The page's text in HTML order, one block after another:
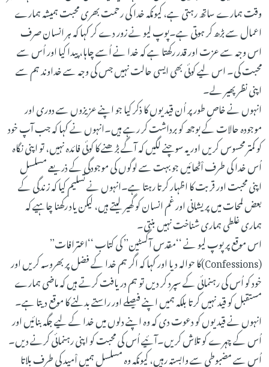
وقت ہمارے ساتھ رہتی ہے، کیونکہ خدا کی رحمت بھری محبت ہمیشہ ہمارے
اعمال سے بڑھ کر ہوتی ہے۔پوپ لیو نے زور دے کر کہا کہ ہر انسان صرف
اس وجہ سے عزت اور قدر رکھتا ہے کہ خدا نے اُسے چاہا، پیدا کیا اور اُس سے
محبت کی۔ اس لیے کوئی بھی ایسی حالت نہیں جس کی وجہ سے خداوند ہم سے
اپنی نظر پھیر لے۔
انہوں نے خاص طور پر اُن قیدیوں کا ذکر کیا جو اپنے عزیزوں سے دوری اور
موجودہ حالات کے بوجھ کو برداشت کر رہے ہیں۔انہوں نے کہا کہ جب آپ خود
کو کمتر محسوس کریں اور یہ سوچنے لگیں کہ آگے بڑھنے کا کوئی فائدہ نہیں، تو اپنی نگاہ
اُس خدا کی طرف اْٹھائیں جو بہت سے لوگوں کی موجودگی کے ذریعے مسلسل
اپنی محبت اور قربت کا اظہار کرتا رہتا ہے۔انہوں نے تسلیم کیا کہ زندگی کے
بعض لمحات میں پریشانی اور غم انسان کو گھیر لیتے ہیں، لیکن یاد رکھنا چاہیے کہ
ہماری غلطی ہماری شناخت نہیں بنتی۔
اس موقع پر پوپ لیو نے ‘‘مقدس آگسٹین’’ کی کتاب ‘‘اعترافات’’
(Confessions)کا حوالہ دیا اور کہا کہ اگر ہم خدا کے فضل پر بھروسہ کریں اور
خود کو اُس کی رہنمائی کے سپرد کر دیں تو ہم دریافت کرتے ہیں کہ ماضی ہمارے
مستقبل کو قید نہیں کرتا بلکہ ہمیں اپنے فیصلے اور راستے بدلنے کا موقع دیتا ہے۔
انہوں نے قیدیوں کو دعوت دی کہ وہ اپنے دلوں میں خدا کے لیے جگہ بنائیں اور
اُس کے چہرے کو تلاش کریں۔آئیے اُس کی محبت کو اپنی رہنمائی کرنے دیں۔
اُس سے مضبوطی سے وابستہ رہیں، کیونکہ وہ مسلسل ہمیں اْمید کی طرف بلاتا